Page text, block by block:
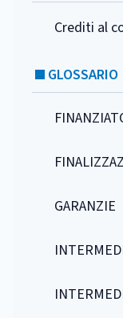
Crediti al
GLOSSARIO
GARANZIE